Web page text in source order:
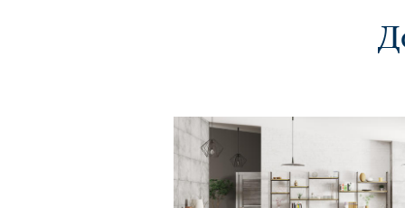
Арт. 331138154
VEGAS HOME 17 SWE
Арт. 331139372